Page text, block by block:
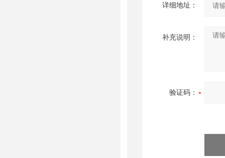
详细地址：
补充说明：
验证码：